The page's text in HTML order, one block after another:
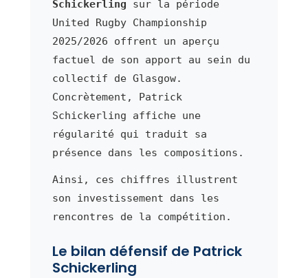
Schickerling sur la période
United Rugby Championship
2025/2026 offrent un aperçu
factuel de son apport au sein du
collectif de Glasgow.
Concrètement, Patrick
Schickerling affiche une
régularité qui traduit sa
présence dans les compositions.
Ainsi, ces chiffres illustrent
son investissement dans les
rencontres de la compétition.
Le bilan défensif de Patrick
Schickerling